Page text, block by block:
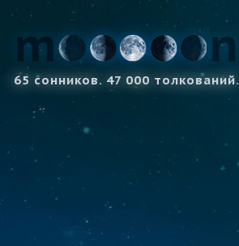
65 сонников. 47 000 толкований.